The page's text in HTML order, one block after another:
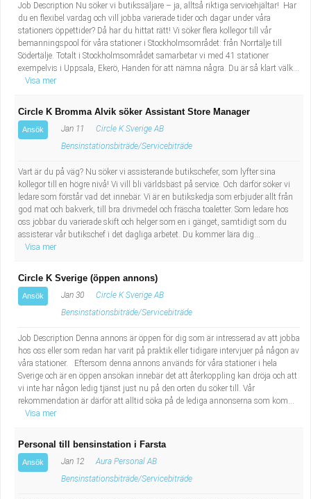
Job Description Nu söker vi butikssäljare – ja, alltså riktiga servicehjältar! Har
du en flexibel vardag och vill jobba varierade tider och dagar under våra
stationers öppettider? Då har du hittat rätt! Vi söker flera kollegor till vår
bemanningspool för våra stationer i Stockholmsområdet: från Norrtälje till
Södertälje. Totalt i Stockholmsområdet samarbetar vi med 41 stationer
exempelvis i Uppsala, Ekerö, Handen för att nämna några. Du är så klart välk...
Visa mer
Circle K Bromma Alvik söker Assistant Store Manager
Ansök Jan 11
Circle K Sverige AB
Bensinstationsbiträde/Servicebiträde
Vart är du på väg? Nu söker vi assisterande butikschefer, som lyfter sina
kollegor till en högre nivå! Vi vill bli världsbäst på service. Och därför söker vi
ledare som förstår vad det innebär. Vi är en butikskedja som erbjuder allt från
god mat och bakverk, till bra drivmedel och fräscha toaletter. Som ledare hos
oss jobbar du varierade skift och helger som en i gänget, samtidigt som du
assisterar vår butikschef i det dagliga arbetet. Du kommer lära dig...
Visa mer
Circle K Sverige (öppen annons)
Ansök Jan 30
Circle K Sverige AB
Bensinstationsbiträde/Servicebiträde
Job Description Denna annons är öppen för dig som är intresserad av att jobba
hos oss eller som redan har varit på praktik eller tidigare intervjuer på någon av
våra stationer. Eftersom denna annons används för våra stationer i hela
Sverige och är en öppen ansökan innebär det att återkoppling kan dröja och att
vi inte har någon ledig tjänst just nu på den orten du söker till. Vår
rekommendation är därför att alltid söka på de lediga annonserna som kom...
Visa mer
Personal till bensinstation i Farsta
Ansök Jan 12
Aura Personal AB
Bensinstationsbiträde/Servicebiträde